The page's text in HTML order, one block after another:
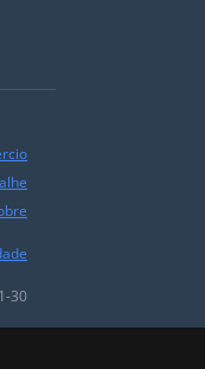
30